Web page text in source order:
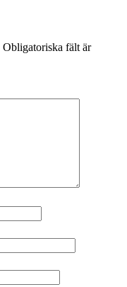
Obligatoriska fält är